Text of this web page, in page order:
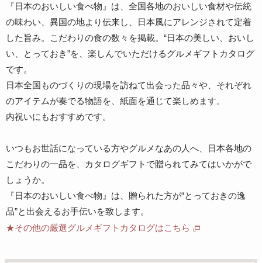
『日本のおいしい食べ物』は、全国各地のおいしい食材や伝統
の味わい、異国の地より伝来し、日本風にアレンジされて定着
した旨み。こだわりの食の数々を掲載。“日本の美しい、おいし
い、とっておき”を、楽しんでいただけるグルメギフトカタログ
です。
日本全国ものづくりの現場を訪ねて出会った品々や、それぞれ
のアイテムが奏でる物語を、紙面を通じて楽しめます。
内祝いにもおすすめです。
いつもお世話になっている方やグルメなあの人へ、日本各地の
こだわりの一品を、カタログギフトで贈られてみてはいかがで
しょうか。
『日本のおいしい食べ物』は、贈られた方が“とっておきの逸
品”と出会えるお手伝いを致します。
★その他の厳選グルメギフトカタログはこちら